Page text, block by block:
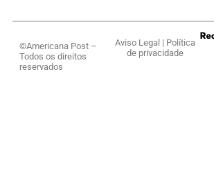
©Americana Post –
Todos os direitos
reservados
Aviso Legal | Política
de privacidade